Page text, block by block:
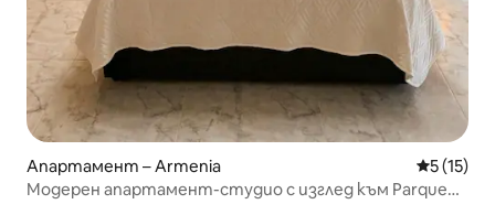
Апартамент – Armenia Средна
5 (15)
Модерен апартамент-студио с изглед към Parque